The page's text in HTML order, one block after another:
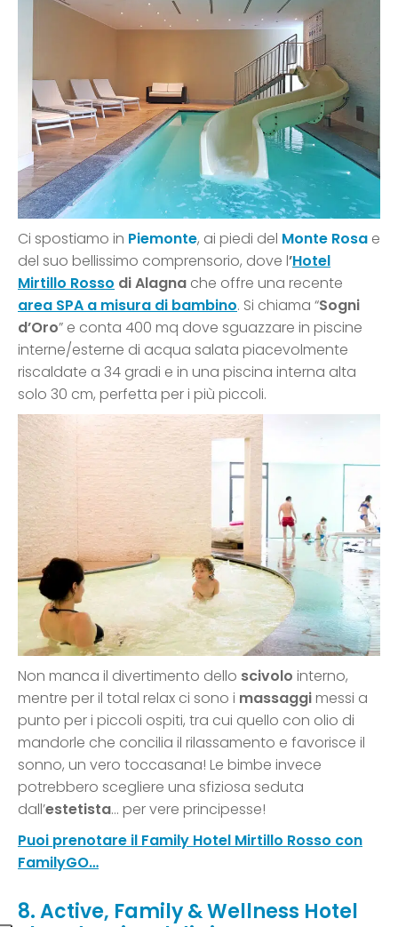
Ci spostiamo in Piemonte, ai piedi del Monte Rosa e
del suo bellissimo comprensorio, dove l’Hotel
Mirtillo Rosso di Alagna che offre una recente
area SPA a misura di bambino. Si chiama “Sogni
d’Oro” e conta 400 mq dove sguazzare in piscine
interne/esterne di acqua salata piacevolmente
riscaldate a 34 gradi e in una piscina interna alta
solo 30 cm, perfetta per i più piccoli.
Non manca il divertimento dello scivolo interno,
mentre per il total relax ci sono i massaggimessi a
punto per i piccoli ospiti, tra cui quello con olio di
mandorle che concilia il rilassamento e favorisce il
sonno, un vero toccasana! Le bimbe invece
potrebbero scegliere una sfiziosa seduta
dall’estetista… per vere principesse!
Puoi prenotare il Family Hotel Mirtillo Rosso con
FamilyGO…
8. Active, Family & Wellness Hotel